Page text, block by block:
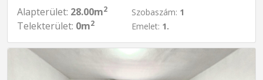
Alapterület: 28.00m2
Telekterület: 0m2
Szobaszám: 1
Emelet: 1.